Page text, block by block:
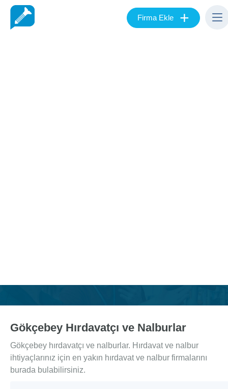
Firma Ekle +
Gökçebey Hırdavatçı ve Nalburlar
Gökçebey hırdavatçı ve nalburlar. Hırdavat ve nalbur
ihtiyaçlarınız için en yakın hırdavat ve nalbur firmalarını
burada bulabilirsiniz.